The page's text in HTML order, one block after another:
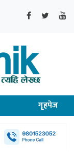
गृहपेज